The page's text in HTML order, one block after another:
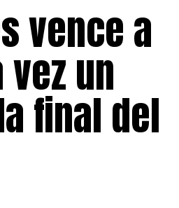
vence a
un
final del